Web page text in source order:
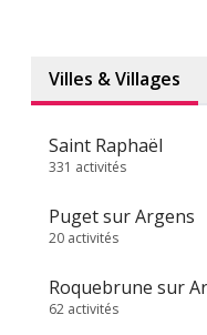
Villes & Villages
Saint Raphaël
331 activités
Puget sur Argens
20 activités
62 activités